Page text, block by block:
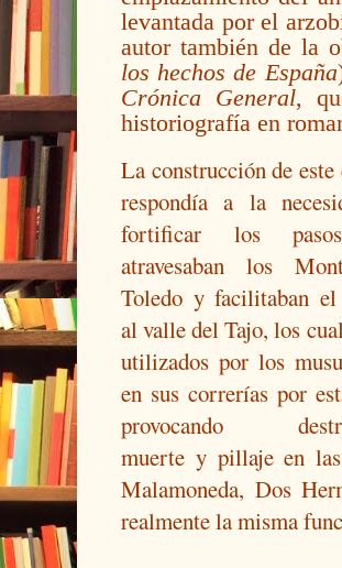
levantada por el
autor también de la
los hechos de España
Crónica General,
historiografía en
La construcción de
respondía a la
fortificar los
atravesaban los
Toledo y facilitaban el
al valle del Tajo, los
utilizados por los
en sus correrías por
provocando
muerte y pillaje en
Malamoneda, Dos
realmente la misma